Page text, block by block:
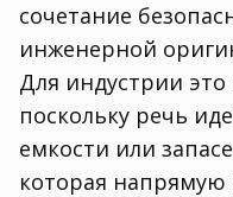
сочетание
инженерной
Для индустрии
поскольку речь
емкости или
которая